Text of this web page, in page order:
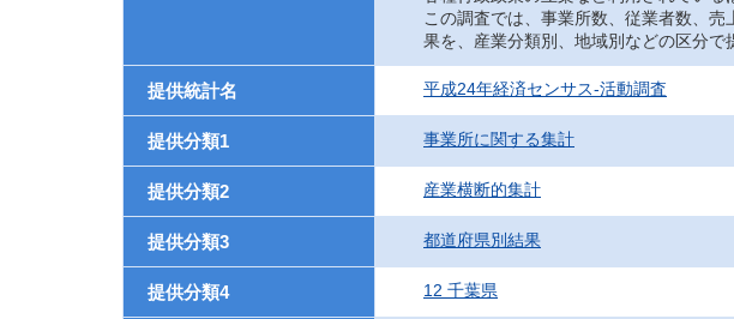
この調査では、事業所数、従業者数、
果を、産業分類別、地域別などの区分で
提供統計名 平成24年経済センサス‐活動調査
提供分類1 事業所に関する集計
提供分類2 産業横断的集計
提供分類3 都道府県別結果
提供分類4 12 千葉県